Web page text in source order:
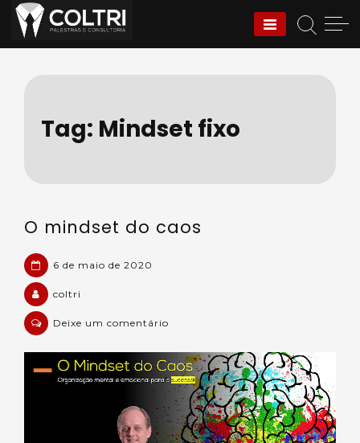
Skip
Coltri | Palestras e
Tag: Mindset fixo
O mindset do caos
6 de maio de 2020
coltri
Deixe um comentário
mindset
do
caos